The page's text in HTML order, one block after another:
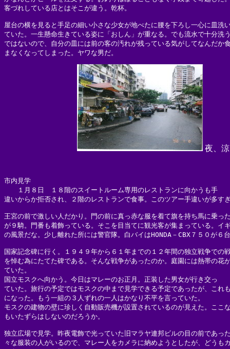
客づれしている店とはそこが違う。乾杯。
屋台の横を見ると手足の細い小さな少女が地べたに腰を下ろし一心に皿洗
ていた。一生懸命生きている姿に「おしん」が重なる。でも流水で十分洗
ではないので、自分の皿には前の客の汚れが残っている気がしてなんだか
夜、涼
市内見学
１月８日　１８階のスイートルーム専用のレストランに向かうも手
違いからか拒否され、２階のレストランで食事。このツアー手違いが多す
王宮の前で激しい人だかり。門の前に真っ赤な服を着て旗を持ち馬に乗っ
が９騎。門番も着飾っている。そこを目当てに観光客が集まっている。イ
の風景だな。少し離れた所には警官隊。白バイはHONDA－CBX７５０が６
国家記念碑に行く。１９４９年から６１年までの１２年間の独立戦争での
を悼む為にたてた碑である。そんな戦争があったのか。庭園には熱帯の花
ていた。
国立モスクへ向かう。今日はマレーのお正月。正装した男女が行き交っ
ていた。旅行の予定ではモスクの中まで見学できる予定であったが、これ
になった。もう一組の３人ずれの一人はかなり不平を言っていた。
モスクの建物の壁に珍しく自動販売機が設置されているのが見えた。ここ
もいたずらはしないのだろうか。
独立広場で見学。昨夜電飾で光っていた旧マラヤ連邦ビルの目の前であっ
々な服装の人がいるので、マレー人をカメラに納めようとしたが、どうも